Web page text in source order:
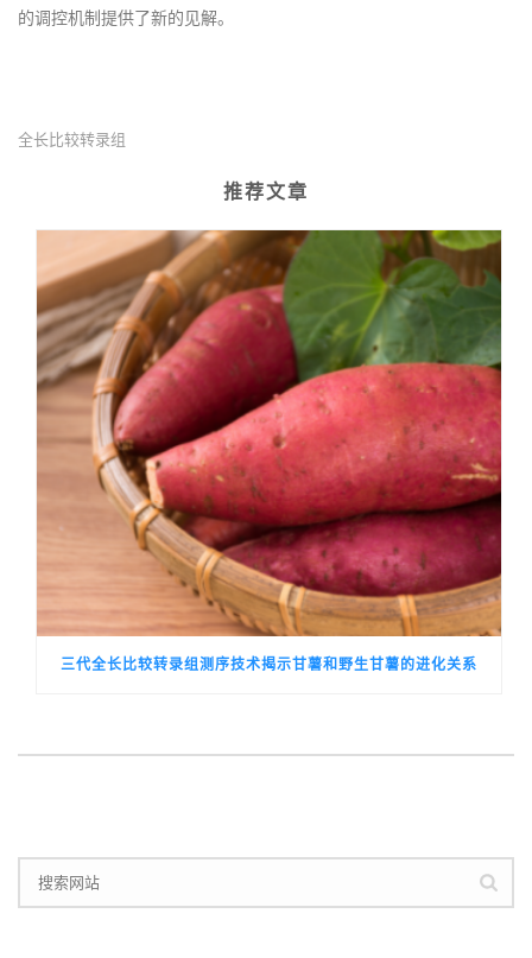
的调控机制提供了新的见解。
全长比较转录组
推荐文章
三代全长比较转录组测序技术揭示甘薯和野生甘薯的进化关系